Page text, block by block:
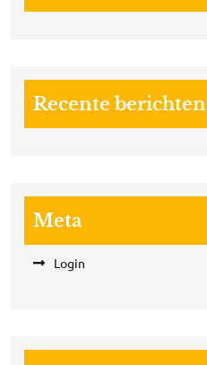
Recente berichten
Meta
Login